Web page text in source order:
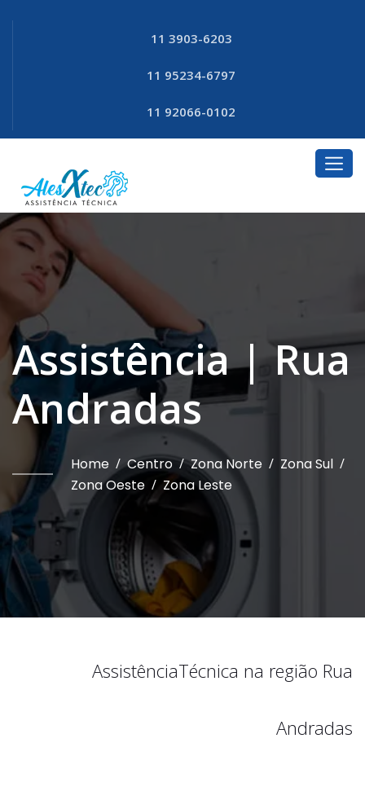
11 3903-6203
11 95234-6797
11 92066-0102
Assistência | Rua
Andradas
Home / Centro / Zona Norte / Zona Sul /
Zona Oeste / Zona Leste
AssistênciaTécnica na região Rua
Andradas